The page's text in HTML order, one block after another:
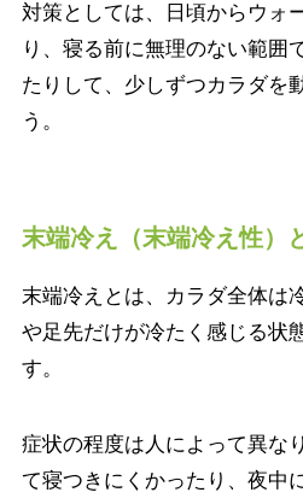
対策としては、日頃からウォ
り、寝る前に無理のない範囲
たりして、少しずつカラダを
う。
末端冷え（末端冷え性）
末端冷えとは、カラダ全体は
や足先だけが冷たく感じる状
す。
症状の程度は人によって異な
て寝つきにくかったり、夜中